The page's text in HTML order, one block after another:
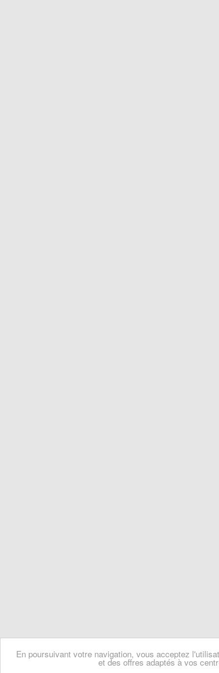
En poursuivant votre navigation, vous acceptez
et des offres adaptés à vos